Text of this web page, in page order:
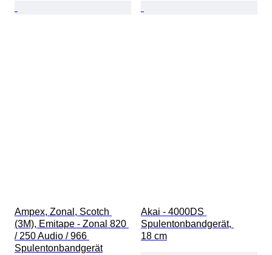
Ampex, Zonal, Scotch
(3M), Emitape - Zonal 820
/ 250 Audio / 966
Spulentonbandgerät
Akai - 4000DS
Spulentonbandgerät,
18 cm